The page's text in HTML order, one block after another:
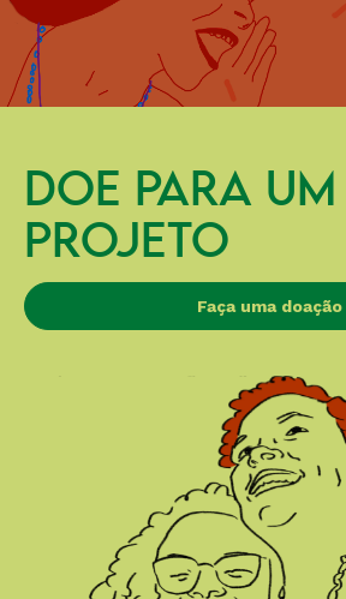
DOE PARA UM
PROJETO
Faça uma doação